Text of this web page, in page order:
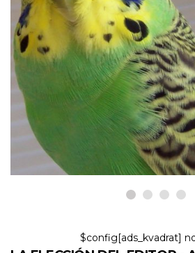
AVES
Mascotas principiantes
para un amante de las
$config[ads_kvadrat]